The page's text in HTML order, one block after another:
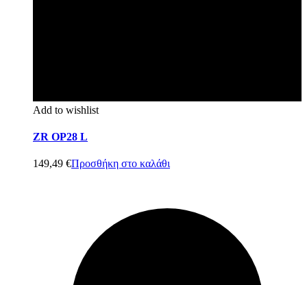
Add to wishlist
ZR OP28 L
149,49 €Προσθήκη στο καλάθι